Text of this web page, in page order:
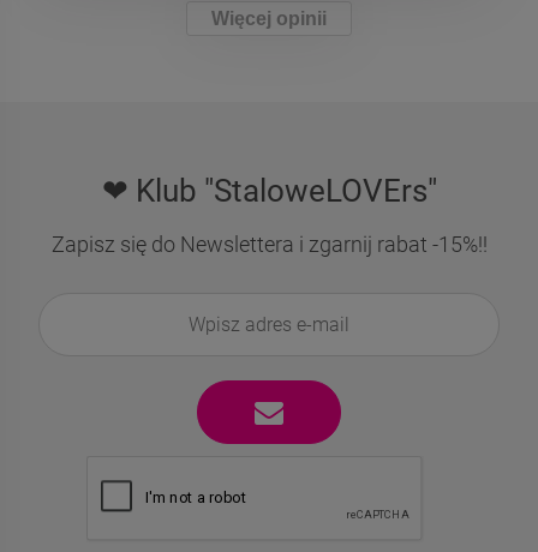
Więcej opinii
❤ Klub "StaloweLOVErs"
Zapisz się do Newslettera i zgarnij rabat -15%!!